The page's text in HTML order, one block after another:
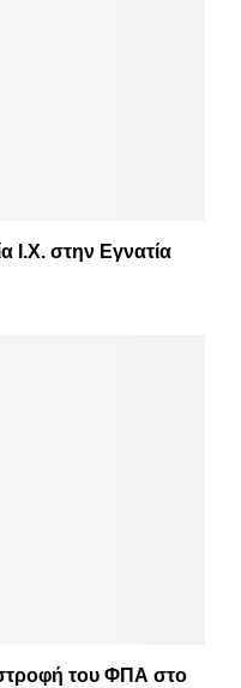
Ι.Χ. στην Εγνατία
του ΦΠΑ στο